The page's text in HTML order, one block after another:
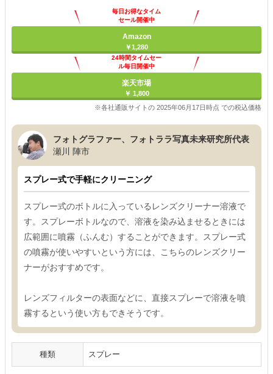
毎日お得なタイム
セール開催中
Amazon
￥1,280
24時間タイムセー
ル毎日開催中
楽天市場
￥ 1,800
※各社通販サイトの 2025年06月17日時点 での税込価格
フォトグラファー、フォトララ写真未来研究所代表
瀬川 陣市
スプレー式で手軽にクリーニング
スプレー式のボトルに入っているレンズクリーナー溶液で
す。スプレーボトルなので、溶液を染み込ませるときには
広範囲に噴霧（ふんむ）することができます。スプレー式
の噴霧が使いやすいという方には、こちらのレンズクリー
ナーがおすすめです。
レンズフィルターの表面などに、直接スプレーで溶液を噴
霧するという使い方もできそうです。
種類 スプレー